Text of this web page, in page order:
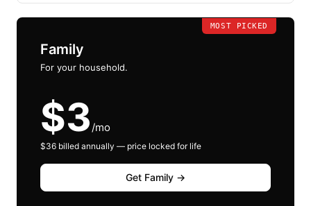
MOST PICKED
Family
For your household.
$3/mo
$36 billed annually — price locked for life
Get Family →